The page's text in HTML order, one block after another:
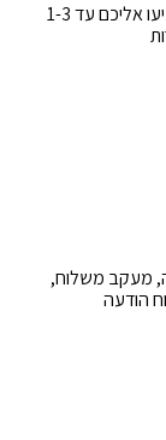
אנחנו שולחים לכל הארץ במשלוחים מהירים שיגיעו אליכם עד 1-3
מעקב משלוח,
הודעה